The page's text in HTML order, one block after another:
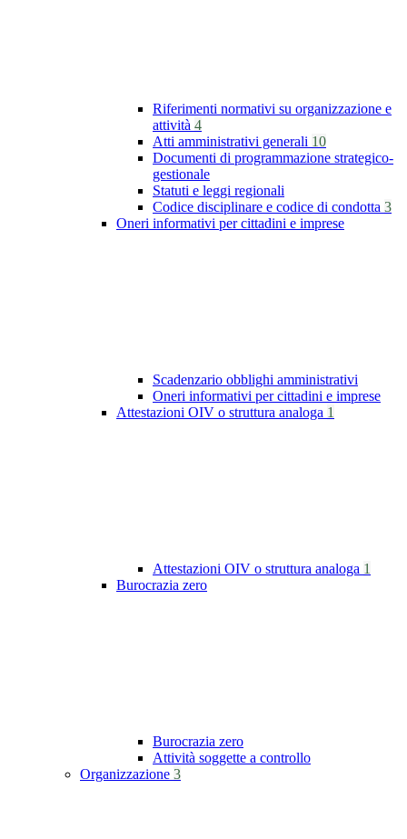
Riferimenti normativi su organizzazione e
attività 4
Atti amministrativi generali 10
Documenti di programmazione strategico-
gestionale
Statuti e leggi regionali
Codice disciplinare e codice di condotta 3
Oneri informativi per cittadini e imprese
Scadenzario obblighi amministrativi
Oneri informativi per cittadini e imprese
Attestazioni OIV o struttura analoga 1
Attestazioni OIV o struttura analoga 1
Burocrazia zero
Burocrazia zero
Attività soggette a controllo
Organizzazione 3